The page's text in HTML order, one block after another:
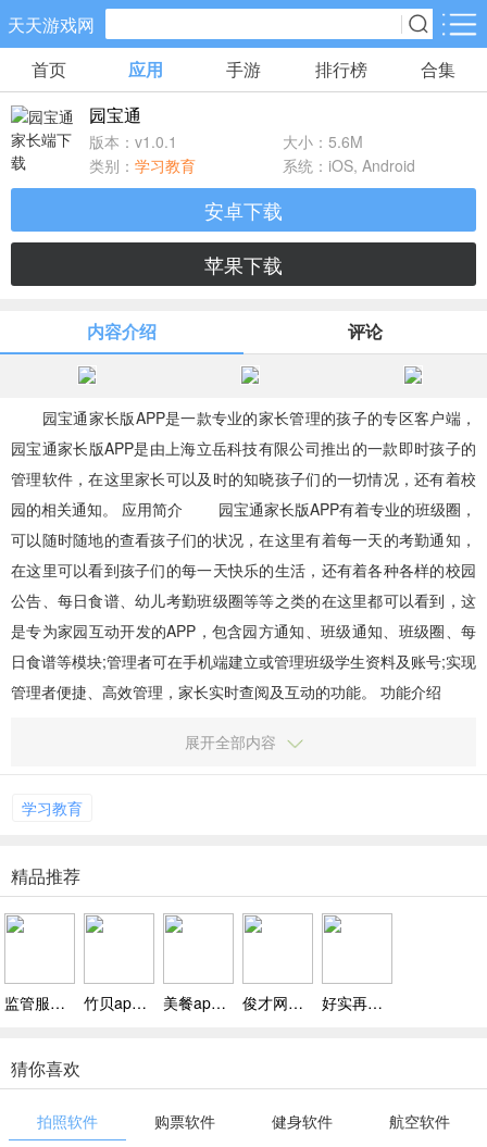
天天游戏网
手游分类 应用分类
卡牌回合
71款手游
202款手游
飞行射击
48款手游
83款手游
41款手游
45款手游
2款手游
3款手游
首页 应用 手游 排行榜 合集
园宝通
版本：v1.0.1
大小：5.6M
类别： 学习教育 系统：iOS, Android
安卓下载
苹果下载
内容介绍 评论
园宝通家长版APP是一款专业的家长管理的孩子的专区客户端，
园宝通家长版APP是由上海立岳科技有限公司推出的一款即时孩子的
管理软件，在这里家长可以及时的知晓孩子们的一切情况，还有着校
园的相关通知。 应用简介 园宝通家长版APP有着专业的班级圈，
可以随时随地的查看孩子们的状况，在这里有着每一天的考勤通知，
在这里可以看到孩子们的每一天快乐的生活，还有着各种各样的校园
公告、每日食谱、幼儿考勤班级圈等等之类的在这里都可以看到，这
是专为家园互动开发的APP，包含园方通知、班级通知、班级圈、每
日食谱等模块;管理者可在手机端建立或管理班级学生资料及账号;实现
管理者便捷、高效管理，家长实时查阅及互动的功能。 功能介绍
展开全部内容
学习教育
精品推荐
监管服务app下载 v2.2，监督监管人员亲属客户端 竹贝app下载 v1.3.3，一站式在线电商直购平台 美餐app下载 v3.0.30，为用户提供众多的美食预定服务 俊才网招聘端app下载 v2.1.13，海量的工作的生活招聘软件 好实再增客系统app下载安装 v3.2.2，分店数据看得见，资金明细清晰化
猜你喜欢
拍照软件 购票软件 健身软件 航空软件